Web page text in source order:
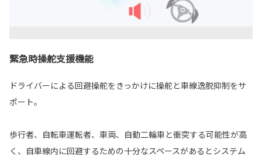
緊急時操舵支援機能
ドライバーによる回避操舵をきっかけに操舵と車線逸脱抑制をサ
ポート。
歩行者、自転車運転者、車両、自動二輪車と衝突する可能性が高
く、自車線内に回避するための十分なスペースがあるとシステム